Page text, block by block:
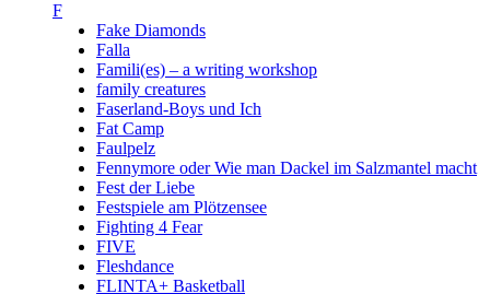
F
Fake Diamonds
Falla
Famili(es) – a writing workshop
family creatures
Faserland-Boys und Ich
Fat Camp
Faulpelz
Fennymore oder Wie man Dackel im Salzmantel macht
Fest der Liebe
Festspiele am Plötzensee
Fighting 4 Fear
FIVE
Fleshdance
FLINTA+ Basketball